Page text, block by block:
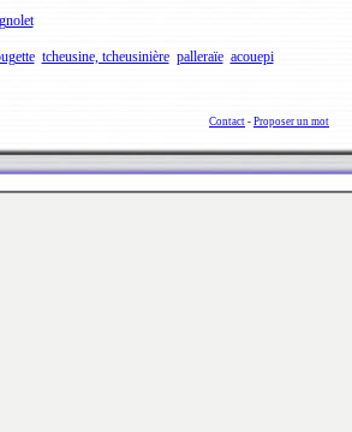
tcheusine, tcheusinière palleraïe acouepi
Contact - Proposer un mot